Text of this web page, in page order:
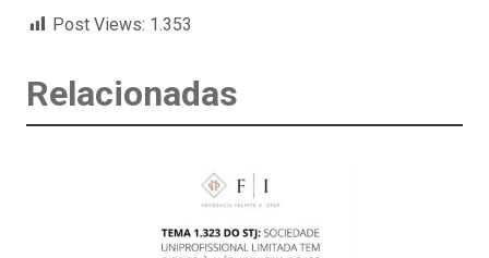
Post Views: 1.353
Relacionadas